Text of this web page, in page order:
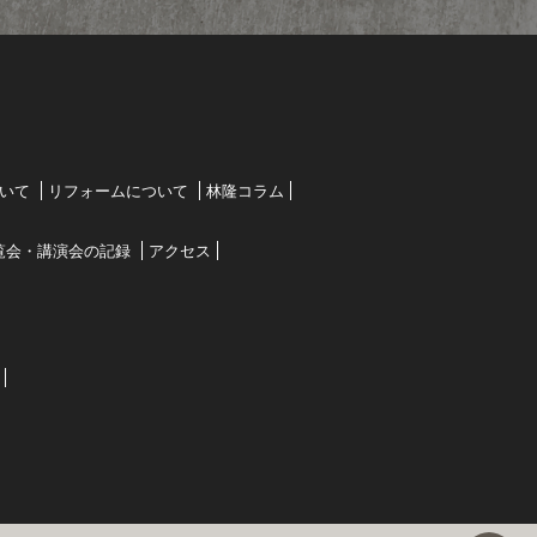
て リフォームについて 林隆コラム
会・講演会の記録 アクセス